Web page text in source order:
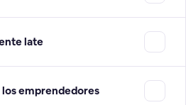
late
los emprendedores